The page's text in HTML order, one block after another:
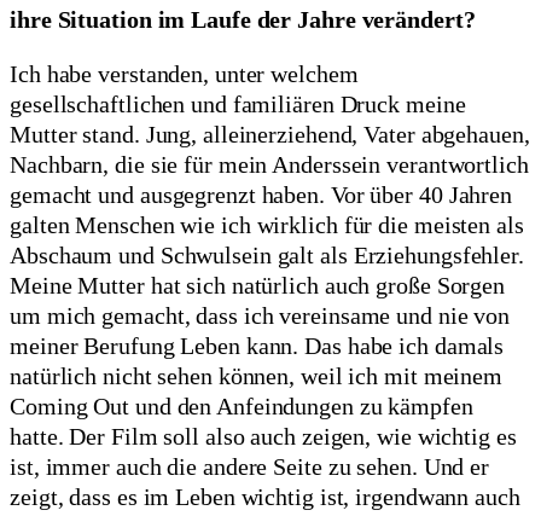
ihre Situation im Laufe der Jahre verändert?
Ich habe verstanden, unter welchem
gesellschaftlichen und familiären Druck meine
Mutter stand. Jung, alleinerziehend, Vater abgehauen,
Nachbarn, die sie für mein Anderssein verantwortlich
gemacht und ausgegrenzt haben. Vor über 40 Jahren
galten Menschen wie ich wirklich für die meisten als
Abschaum und Schwulsein galt als Erziehungsfehler.
Meine Mutter hat sich natürlich auch große Sorgen
um mich gemacht, dass ich vereinsame und nie von
meiner Berufung Leben kann. Das habe ich damals
natürlich nicht sehen können, weil ich mit meinem
Coming Out und den Anfeindungen zu kämpfen
hatte. Der Film soll also auch zeigen, wie wichtig es
ist, immer auch die andere Seite zu sehen. Und er
zeigt, dass es im Leben wichtig ist, irgendwann auch